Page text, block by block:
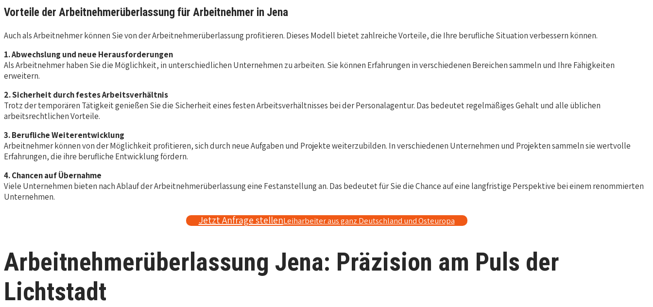
Vorteile der Arbeitnehmerüberlassung für Arbeitnehmer in Jena
Auch als Arbeitnehmer können Sie von der Arbeitnehmerüberlassung profitieren. Dieses Modell bietet zahlreiche Vorteile, die Ihre berufliche Situation verbessern können.
1. Abwechslung und neue Herausforderungen
Als Arbeitnehmer haben Sie die Möglichkeit, in unterschiedlichen Unternehmen zu arbeiten. Sie können Erfahrungen in verschiedenen Bereichen sammeln und Ihre Fähigkeiten
erweitern.
2. Sicherheit durch festes Arbeitsverhältnis
Trotz der temporären Tätigkeit genießen Sie die Sicherheit eines festen Arbeitsverhältnisses bei der Personalagentur. Das bedeutet regelmäßiges Gehalt und alle üblichen
arbeitsrechtlichen Vorteile.
3. Berufliche Weiterentwicklung
Arbeitnehmer können von der Möglichkeit profitieren, sich durch neue Aufgaben und Projekte weiterzubilden. In verschiedenen Unternehmen und Projekten sammeln sie wertvolle
Erfahrungen, die ihre berufliche Entwicklung fördern.
4. Chancen auf Übernahme
Viele Unternehmen bieten nach Ablauf der Arbeitnehmerüberlassung eine Festanstellung an. Das bedeutet für Sie die Chance auf eine langfristige Perspektive bei einem renommierten
Unternehmen.
Jetzt Anfrage stellenLeiharbeiter aus ganz Deutschland und Osteuropa
Arbeitnehmerüberlassung Jena: Präzision am Puls der
Lichtstadt